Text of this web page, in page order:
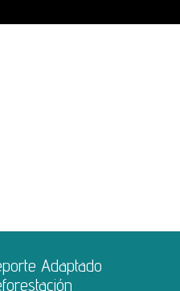
Adaptado